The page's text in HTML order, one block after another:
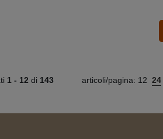
1 - 12 di 143 articoli/pagina: 12 24